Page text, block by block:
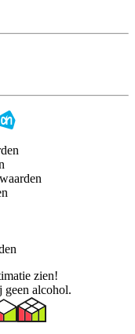
zien!
geen alcohol.